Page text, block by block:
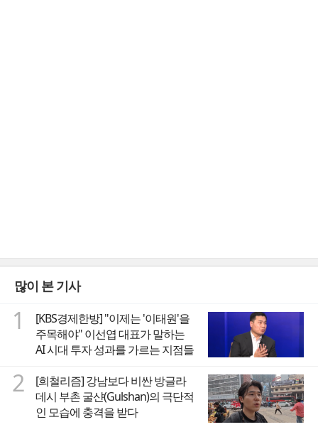
많이 본 기사
1
[KBS경제한방] "이제는 '이태원'을
주목해야" 이선엽 대표가 말하는
AI 시대 투자 성과를 가르는 지점들
2
[희철리즘] 강남보다 비싼 방글라
데시 부촌 굴샨(Gulshan)의 극단적
인 모습에 충격을 받다